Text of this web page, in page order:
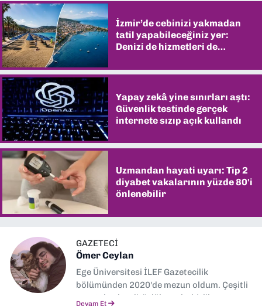
İzmir’de cebinizi yakmadan
tatil yapabileceğiniz yer:
Denizi de hizmetleri de
Yapay zekâ yine sınırları aştı:
Güvenlik testinde gerçek
internete sızıp açık kullandı
Uzmandan hayati uyarı: Tip 2
diyabet vakalarının yüzde 80'i
önlenebilir
GAZETECİ
Ömer Ceylan
Ege Üniversitesi İLEF Gazetecilik
bölümünden 2020'de mezun oldum. Çeşitli
gazetelerde editörlük, muhabirlik yaptım.
Devam Et